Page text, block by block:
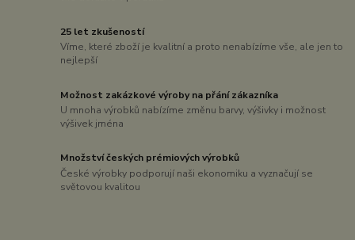
25 let zkušeností
Víme, které zboží je kvalitní a proto nenabízíme vše, ale jen to
nejlepší
Možnost zakázkové výroby na přání zákazníka
U mnoha výrobků nabízíme změnu barvy, výšivky i možnost
výšivek jména
Množství českých prémiových výrobků
České výrobky podporují naši ekonomiku a vyznačují se
světovou kvalitou